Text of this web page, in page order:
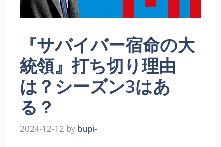
『サバイバー宿命の大
統領』打ち切り理由
は？シーズン3はあ
る？
2024-12-12 by bupi-